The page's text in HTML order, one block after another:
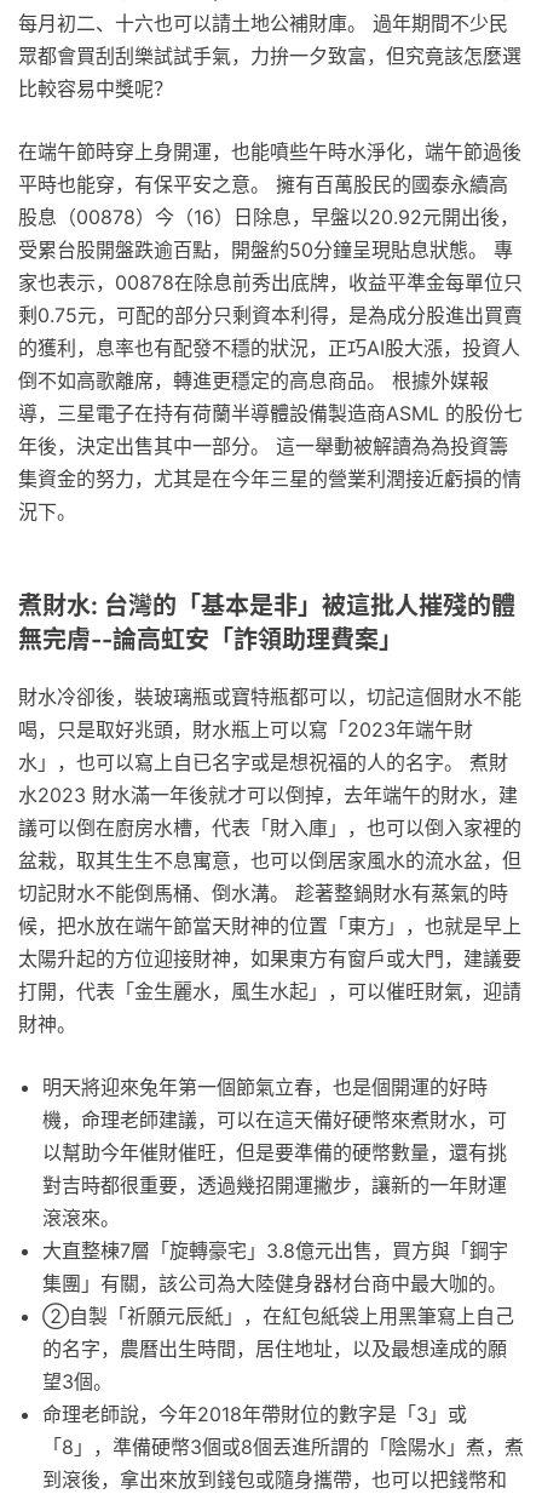
每月初二、十六也可以請土地公補財庫。 過年期間不少民
眾都會買刮刮樂試試手氣，力拚一夕致富，但究竟該怎麼選
比較容易中獎呢？
在端午節時穿上身開運，也能噴些午時水淨化，端午節過後
平時也能穿，有保平安之意。 擁有百萬股民的國泰永續高
股息（00878）今（16）日除息，早盤以20.92元開出後，
受累台股開盤跌逾百點，開盤約50分鐘呈現貼息狀態。 專
家也表示，00878在除息前秀出底牌，收益平準金每單位只
剩0.75元，可配的部分只剩資本利得，是為成分股進出買賣
的獲利，息率也有配發不穩的狀況，正巧AI股大漲，投資人
倒不如高歌離席，轉進更穩定的高息商品。 根據外媒報
導，三星電子在持有荷蘭半導體設備製造商ASML 的股份七
年後，決定出售其中一部分。 這一舉動被解讀為為投資籌
集資金的努力，尤其是在今年三星的營業利潤接近虧損的情
況下。
煮財水: 台灣的「基本是非」被這批人摧殘的體
無完膚--論高虹安「詐領助理費案」
財水冷卻後，裝玻璃瓶或寶特瓶都可以，切記這個財水不能
喝，只是取好兆頭，財水瓶上可以寫「2023年端午財
水」，也可以寫上自已名字或是想祝福的人的名字。 煮財
水2023 財水滿一年後就才可以倒掉，去年端午的財水，建
議可以倒在廚房水槽，代表「財入庫」，也可以倒入家裡的
盆栽，取其生生不息寓意，也可以倒居家風水的流水盆，但
切記財水不能倒馬桶、倒水溝。 趁著整鍋財水有蒸氣的時
候，把水放在端午節當天財神的位置「東方」，也就是早上
太陽升起的方位迎接財神，如果東方有窗戶或大門，建議要
打開，代表「金生麗水，風生水起」，可以催旺財氣，迎請
財神。
明天將迎來兔年第一個節氣立春，也是個開運的好時
機，命理老師建議，可以在這天備好硬幣來煮財水，可
以幫助今年催財催旺，但是要準備的硬幣數量，還有挑
對吉時都很重要，透過幾招開運撇步，讓新的一年財運
滾滾來。
大直整棟7層「旋轉豪宅」3.8億元出售，買方與「鋼宇
集團」有關，該公司為大陸健身器材台商中最大咖的。
②自製「祈願元辰紙」，在紅包紙袋上用黑筆寫上自己
的名字，農曆出生時間，居住地址，以及最想達成的願
望3個。
命理老師說，今年2018年帶財位的數字是「3」或
「8」，準備硬幣3個或8個丟進所謂的「陰陽水」煮，煮
到滾後，拿出來放到錢包或隨身攜帶，也可以把錢幣和